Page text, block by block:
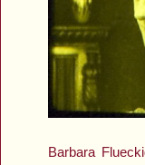
Barbara